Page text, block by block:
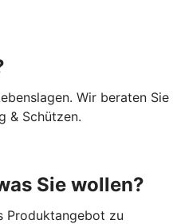
Wir beraten Sie
& Schützen.
Sie wollen?
Produktangebot zu